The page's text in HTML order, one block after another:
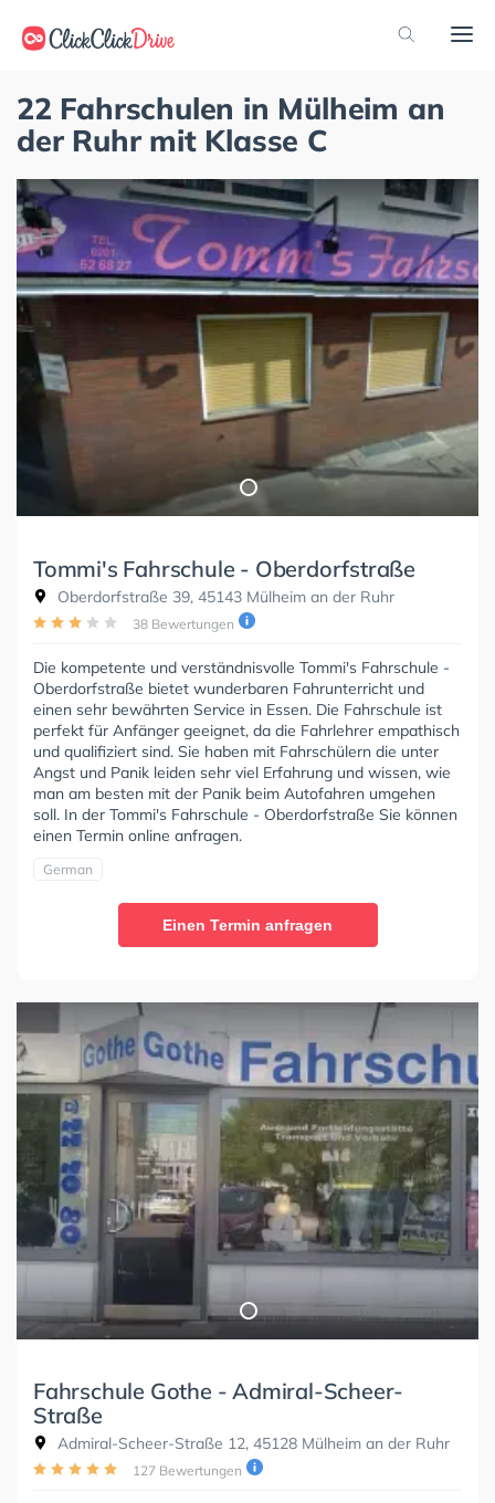
22 Fahrschulen in Mülheim an
der Ruhr mit Klasse C
Tommi's Fahrschule - Oberdorfstraße
Oberdorfstraße 39, 45143 Mülheim an der Ruhr
38 Bewertungen
Die kompetente und verständnisvolle Tommi's Fahrschule -
Oberdorfstraße bietet wunderbaren Fahrunterricht und
einen sehr bewährten Service in Essen. Die Fahrschule ist
perfekt für Anfänger geeignet, da die Fahrlehrer empathisch
und qualifiziert sind. Sie haben mit Fahrschülern die unter
Angst und Panik leiden sehr viel Erfahrung und wissen, wie
man am besten mit der Panik beim Autofahren umgehen
soll. In der Tommi's Fahrschule - Oberdorfstraße Sie können
einen Termin online anfragen.
German
Einen Termin anfragen
Fahrschule Gothe - Admiral-Scheer-
Straße
Admiral-Scheer-Straße 12, 45128 Mülheim an der Ruhr
127 Bewertungen